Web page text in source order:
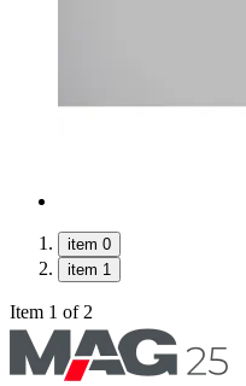
item 0
item 1
Item 1 of 2